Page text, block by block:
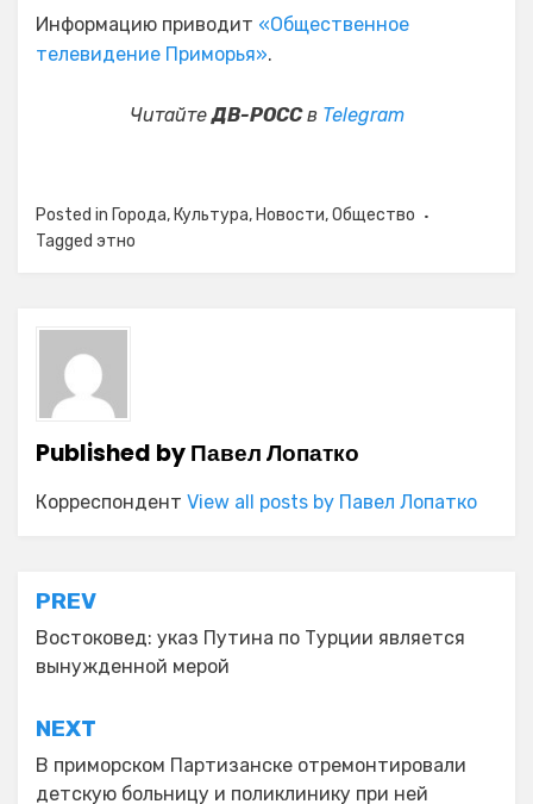
Информацию приводит «Общественное
телевидение Приморья».
ЧитайтеДВ-РОССв Telegram
Posted in Города, Культура, Новости,Общество
Tagged этно
Published byПавел Лопатко
Корреспондент View all posts by Павел Лопатко
Навигация
по
записям
PREV
Востоковед: указ Путина по Турции является
вынужденной мерой
NEXT
В приморском Партизанске отремонтировали
детскую больницу и поликлинику при ней